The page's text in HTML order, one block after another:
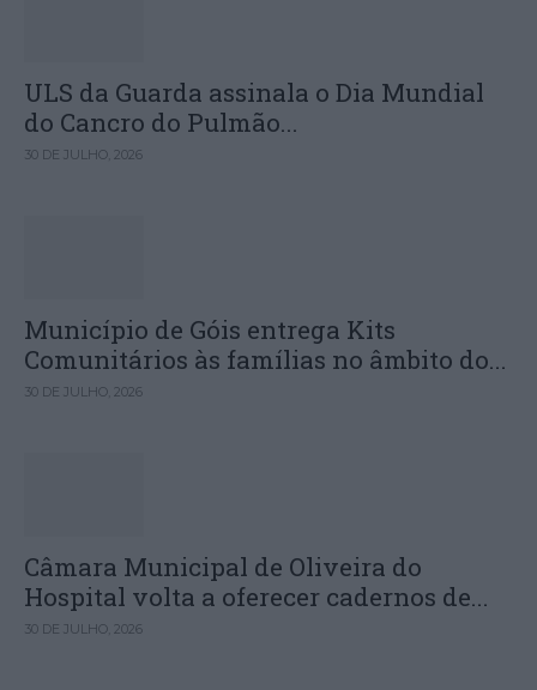
ULS da Guarda assinala o Dia Mundial
do Cancro do Pulmão...
30 DE JULHO, 2026
Município de Góis entrega Kits
Comunitários às famílias no âmbito do...
30 DE JULHO, 2026
Câmara Municipal de Oliveira do
Hospital volta a oferecer cadernos de...
30 DE JULHO, 2026